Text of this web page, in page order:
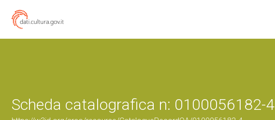
Scheda catalografica n: 0100056182-4